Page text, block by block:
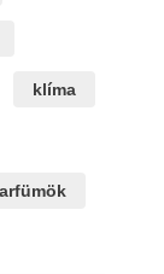
klíma